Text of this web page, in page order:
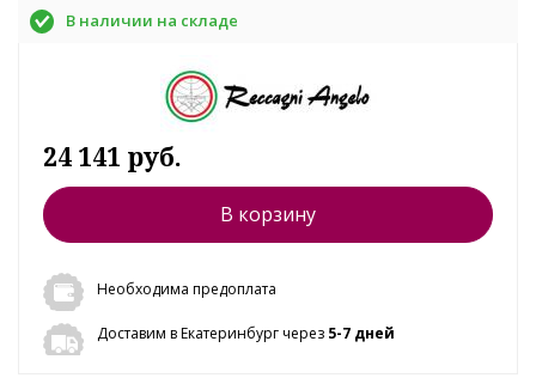
В наличии на складе
24 141 руб.
В корзину
Необходима предоплата
Доставим в Екатеринбург через 5-7 дней